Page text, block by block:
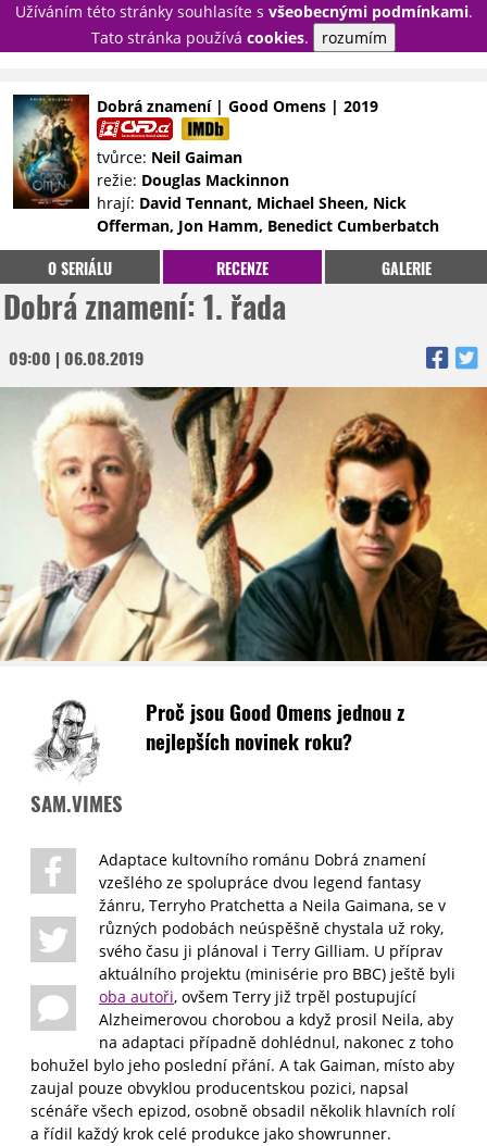
Užíváním této stránky souhlasíte s všeobecnými podmínkami.
Tato stránka používá cookies. rozumím
PŘIHLÁSIT
NOVINKY
TÉMATA
RECENZE
EPIZODY
KULT
TRAILERY
GALERIE
DISKUZE
STATISTIKY
TIRÁŽ
Dobrá znamení | Good Omens | 2019
tvůrce: Neil Gaiman
režie: Douglas Mackinnon
hrají: David Tennant, Michael Sheen, Nick
Offerman, Jon Hamm, Benedict Cumberbatch
O SERIÁLU RECENZE GALERIE
Dobrá znamení: 1. řada
09:00 | 06.08.2019
SAM.VIMES
Proč jsou Good Omens jednou z
nejlepších novinek roku?
Adaptace kultovního románu Dobrá znamení
vzešlého ze spolupráce dvou legend fantasy
žánru, Terryho Pratchetta a Neila Gaimana, se v
různých podobách neúspěšně chystala už roky,
svého času ji plánoval i Terry Gilliam. U příprav
aktuálního projektu (minisérie pro BBC) ještě byli
oba autoři, ovšem Terry již trpěl postupující
Alzheimerovou chorobou a když prosil Neila, aby
na adaptaci případně dohlédnul, nakonec z toho
bohužel bylo jeho poslední přání. A tak Gaiman, místo aby
zaujal pouze obvyklou producentskou pozici, napsal
scénáře všech epizod, osobně obsadil několik hlavních rolí
a řídil každý krok celé produkce jako showrunner.